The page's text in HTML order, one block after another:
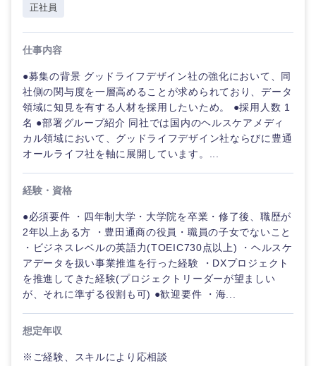
ご希望の職種を選択してください
経
営
企
事
すべての経営企画・事業企
ご希望の職種を選択してください
経営企画・事業企画
経営ボード
ご希望の業界を選択してください
ご希望の勤務地を選択してください
ご希望条件を入力ください
希望年収
正社員
仕事内容
●募集の背景 グッドライフデザイン社の強化において、同
社側の関与度を一層高めることが求められており、データ
領域に知見を有する人材を採用したいため。 ●採用人数 1
名 ●部署グループ紹介 同社では国内のヘルスケアメディ
カル領域において、グッドライフデザイン社ならびに豊通
オールライフ社を軸に展開しています。...
経験・資格
●必須要件 ・四年制大学・大学院を卒業・修了後、職歴が
2年以上ある方 ・豊田通商の役員・職員の子女でないこと
・ビジネスレベルの英語力(TOEIC730点以上) ・ヘルスケ
アデータを扱い事業推進を行った経験 ・DXプロジェクト
を推進してきた経験(プロジェクトリーダーが望ましい
が、それに準ずる役割も可) ●歓迎要件 ・海...
想定年収
※ご経験、スキルにより応相談